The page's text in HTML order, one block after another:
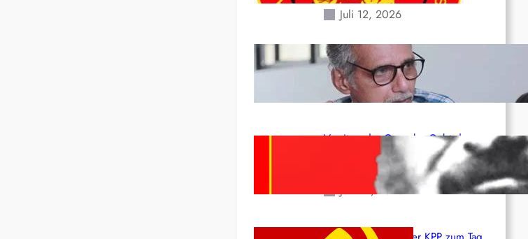
Juli 12, 2026
Indien: „Die Politik der
Kapitulation“ von K. Murali (Ajith)
Juli 1, 2026
Vorsitzender Gonzalo: Gebt das
Leben für die Partei und die
Juni 19, 2026